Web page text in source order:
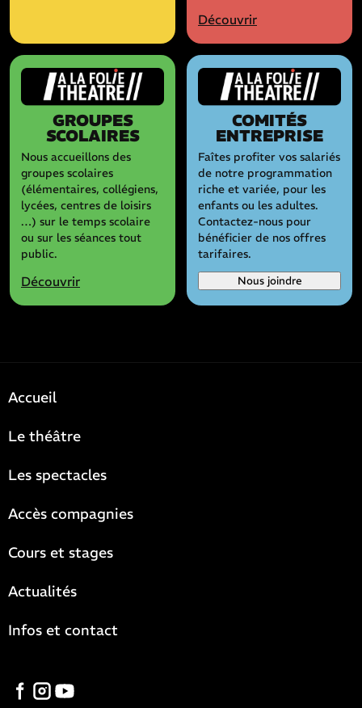
Découvrir
GROUPES
SCOLAIRES
Nous accueillons des
groupes scolaires
(élémentaires, collégiens,
lycées, centres de loisirs
…) sur le temps scolaire
ou sur les séances tout
public.
Découvrir
COMITÉS
ENTREPRISE
Faîtes profiter vos salariés
de notre programmation
riche et variée, pour les
enfants ou les adultes.
Contactez-nous pour
bénéficier de nos offres
tarifaires.
Nous joindre
Accueil
Le théâtre
Les spectacles
Accès compagnies
Cours et stages
Actualités
Infos et contact